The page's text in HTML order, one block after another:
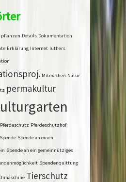
pflanzen Details Dokumentation
Erklärung Internet luthers
Mitmachen Natur
permakultur
Pferdeschutz Pferdeschutzhof
Spende Spende an einen
Spende an ein gemeinnütziges
Spendenquittung
Tierschutz